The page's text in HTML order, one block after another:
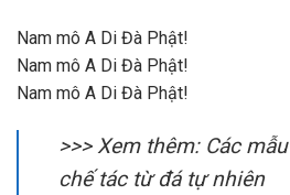
Nam mô A Di Đà Phật!
Nam mô A Di Đà Phật!
Nam mô A Di Đà Phật!
>>> Xem thêm: Các mẫu
chế tác từ đá tự nhiên